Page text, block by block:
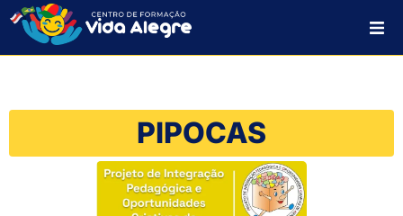
HOME
SOBRE NÓS
PROJETOS
PLANO DE AÇÃO
PIPOCAS